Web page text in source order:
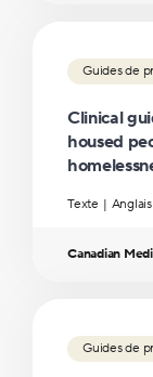
Guides de
Clinical
housed
Texte Anglais
Canadian
Guides de